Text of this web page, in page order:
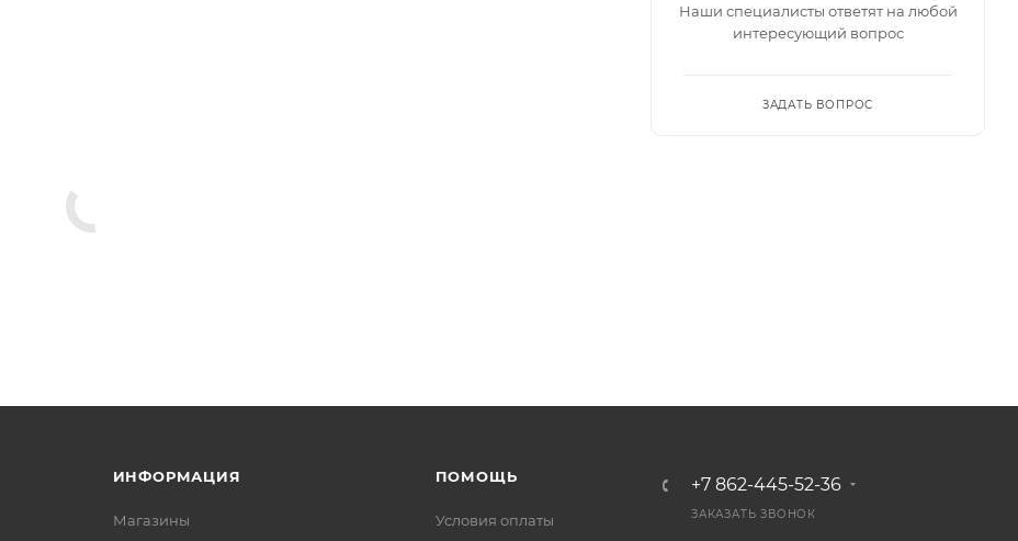
Наши специалисты ответят на любой
интересующий вопрос
ЗАДАТЬ ВОПРОС
ИНФОРМАЦИЯ
Магазины
ПОМОЩЬ
Условия оплаты
+7 862-445-52-36
ЗАКАЗАТЬ ЗВОНОК